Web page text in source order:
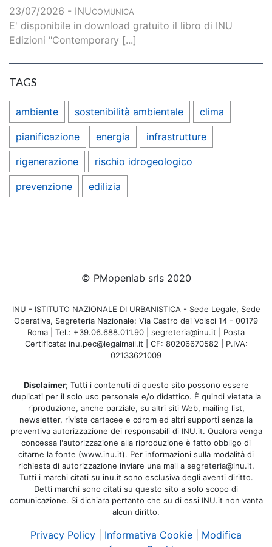
23/07/2026 - INUCOMUNICA
E' disponibile in download gratuito il libro di INU
Edizioni "Contemporary [...]
TAGS
ambiente sostenibilità ambientale clima
pianificazione energia infrastrutture
rigenerazione rischio idrogeologico
prevenzione edilizia
© PMopenlab srls 2020
INU - ISTITUTO NAZIONALE DI URBANISTICA - Sede Legale, Sede
Operativa, Segreteria Nazionale: Via Castro dei Volsci 14 - 00179
Roma | Tel.: +39.06.688.011.90 | segreteria@inu.it | Posta
Certificata: inu.pec@legalmail.it | CF: 80206670582 | P.IVA:
02133621009
Disclaimer; Tutti i contenuti di questo sito possono essere
duplicati per il solo uso personale e/o didattico. È quindi vietata la
riproduzione, anche parziale, su altri siti Web, mailing list,
newsletter, riviste cartacee e cdrom ed altri supporti senza la
preventiva autorizzazione dei responsabili di INU.it. Qualora venga
concessa l'autorizzazione alla riproduzione è fatto obbligo di
citarne la fonte (www.inu.it). Per informazioni sulla modalità di
richiesta di autorizzazione inviare una mail a segreteria@inu.it.
Tutti i marchi citati su inu.it sono esclusiva degli aventi diritto.
Detti marchi sono citati su questo sito a solo scopo di
comunicazione. Si dichiara pertanto che su di essi INU.it non vanta
alcun diritto.
Privacy Policy Informativa Cookie
Modifica